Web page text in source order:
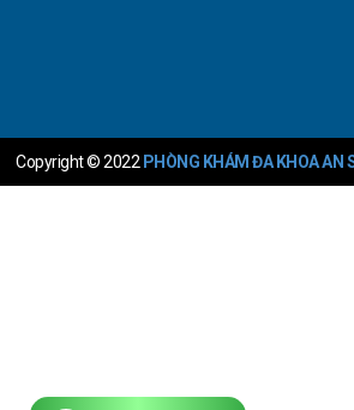
Copyright © 2022 PHÒNG KHÁM ĐA KHOA AN